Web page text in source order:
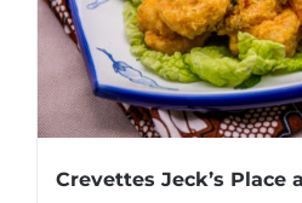
Crevettes Jeck’s Place